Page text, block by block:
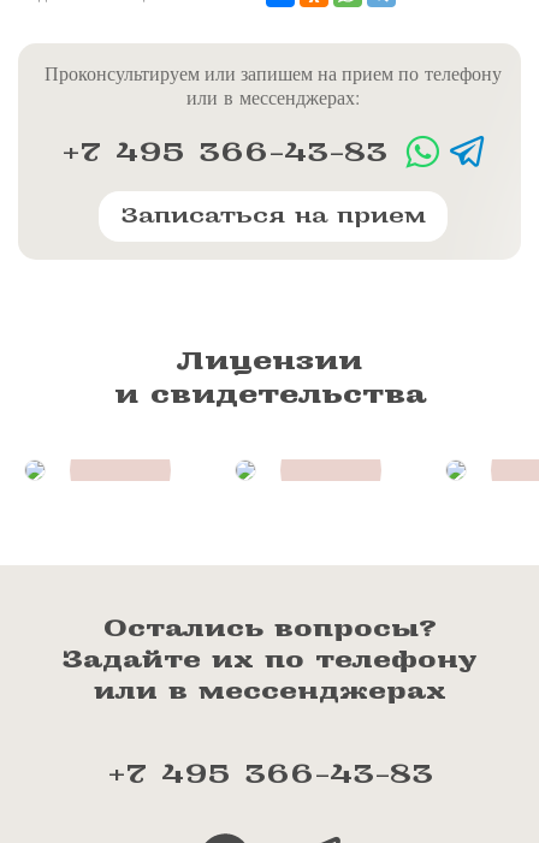
Проконсультируем или запишем на прием по телефону
или в мессенджерах:
+7 495 366-43-83
Записаться на прием
Лицензии
и свидетельства
Остались вопросы?
Задайте их по телефону
или в мессенджерах
+7 495 366-43-83